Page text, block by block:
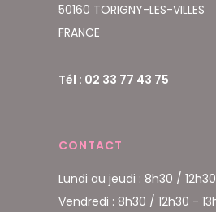
50160 TORIGNY-LES-VILLES
FRANCE
Tél : 02 33 77 43 75
CONTACT
Lundi au jeudi : 8h30 /
Vendredi : 8h30 / 12h30 -